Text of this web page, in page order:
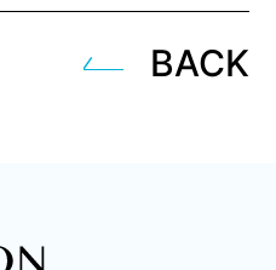
BACK